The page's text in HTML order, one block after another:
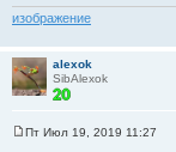
н
и
изображение
alexok
SibAlexok
Пт Июл 19, 2019 11:27